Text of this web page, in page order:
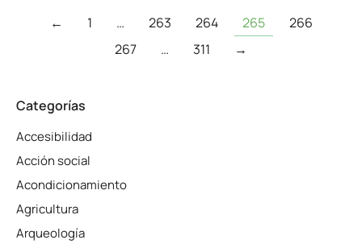
← 1 … 263 264 265
266
267
… 311 →
Categorías
Accesibilidad
Acción social
Acondicionamiento
Agricultura
Arqueología